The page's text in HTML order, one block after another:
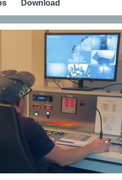
Download